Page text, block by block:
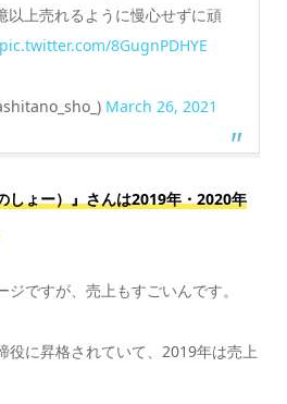
以上売れるように慢心せずに頑
pic.twitter.com/8GugnPDHYE
March 26, 2021
しょー）』さんは2019年・2020年
ですが、売上もすごいんです。
役に昇格されていて、2019年は売上